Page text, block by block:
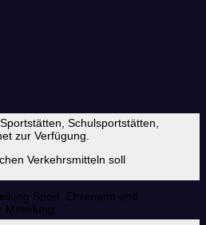
Schulsportstätten,
zur Verfügung.
Verkehrsmitteln soll
Sport, Ehrenamt und